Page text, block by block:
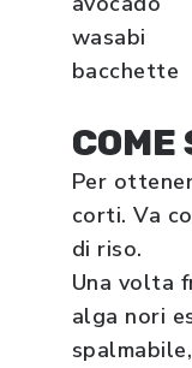
wasabi
bacchette
COME
Per
corti. Va
di riso.
Una volta
alga nori